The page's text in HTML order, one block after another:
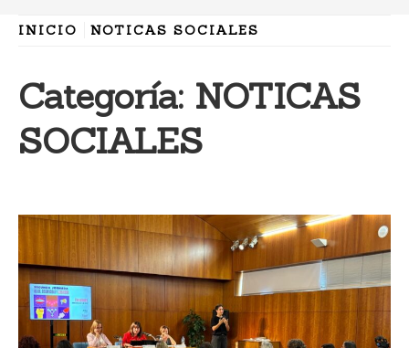
INICIO NOTICAS SOCIALES
Categoría: NOTICAS
SOCIALES